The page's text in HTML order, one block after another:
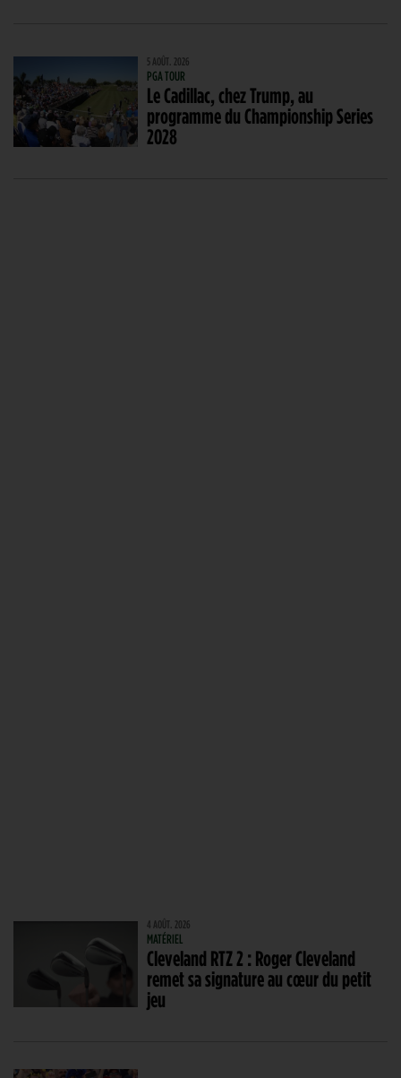
5 AOÛT. 2026
PGA TOUR
Le Cadillac, chez Trump, au
programme du Championship Series
2028
4 AOÛT. 2026
MATÉRIEL
Cleveland RTZ 2 : Roger Cleveland
remet sa signature au cœur du petit
jeu